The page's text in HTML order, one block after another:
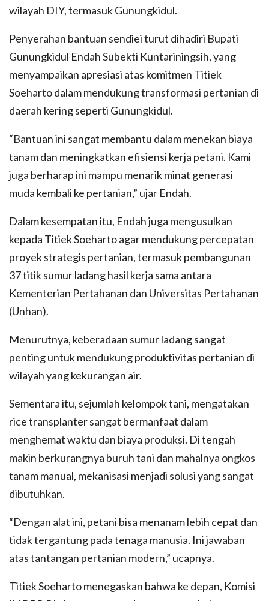
wilayah DIY, termasuk Gunungkidul.
Penyerahan bantuan sendiei turut dihadiri Bupati
Gunungkidul Endah Subekti Kuntariningsih, yang
menyampaikan apresiasi atas komitmen Titiek
Soeharto dalam mendukung transformasi pertanian di
daerah kering seperti Gunungkidul.
“Bantuan ini sangat membantu dalam menekan biaya
tanam dan meningkatkan efisiensi kerja petani. Kami
juga berharap ini mampu menarik minat generasi
muda kembali ke pertanian,” ujar Endah.
Dalam kesempatan itu, Endah juga mengusulkan
kepada Titiek Soeharto agar mendukung percepatan
proyek strategis pertanian, termasuk pembangunan
37 titik sumur ladang hasil kerja sama antara
Kementerian Pertahanan dan Universitas Pertahanan
(Unhan).
Menurutnya, keberadaan sumur ladang sangat
penting untuk mendukung produktivitas pertanian di
wilayah yang kekurangan air.
Sementara itu, sejumlah kelompok tani, mengatakan
rice transplanter sangat bermanfaat dalam
menghemat waktu dan biaya produksi. Di tengah
makin berkurangnya buruh tani dan mahalnya ongkos
tanam manual, mekanisasi menjadi solusi yang sangat
dibutuhkan.
“Dengan alat ini, petani bisa menanam lebih cepat dan
tidak tergantung pada tenaga manusia. Ini jawaban
atas tantangan pertanian modern,” ucapnya.
Titiek Soeharto menegaskan bahwa ke depan, Komisi